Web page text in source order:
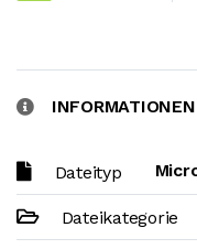
Dateityp
Dateikategorie